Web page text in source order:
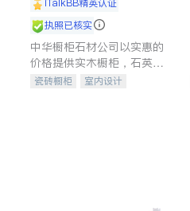
执照已核实
中华橱柜石材公司以实惠的
价格提供实木橱柜，石英石
台面，多种优质不锈钢水
瓷砖橱柜
室内设计